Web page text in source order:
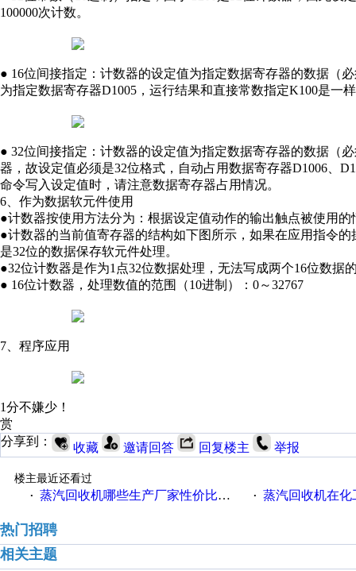
100000次计数。
● 16位间接指定：计数器的设定值为指定数据寄存器的数据（
为指定数据寄存器D1005，运行结果和直接常数指定K100是一
● 32位间接指定：计数器的设定值为指定数据寄存器的数据（
器，故设定值必须是32位格式，自动占用数据寄存器D1006、
命令写入设定值时，请注意数据寄存器占用情况。
6、作为数据软元件使用
●计数器按使用方法分为：根据设定值动作的输出触点被使用
●计数器的当前值寄存器的结构如下图所示，如果在应用指令
是32位的数据保存软元件处理。
●32位计数器是作为1点32位数据处理，无法写成两个16位数据
● 16位计数器，处理数值的范围（10进制）：0～32767
7、程序应用
1分不嫌少！
赏
分享到：
收藏 邀请回答 回复楼主 举报
楼主最近还看过
· 蒸汽回收机哪些生产厂家性价比高一些 · 蒸汽回收机在化
热门招聘
相关主题